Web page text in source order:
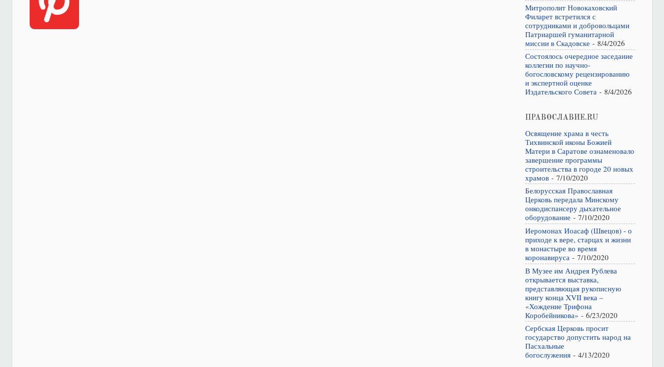
Митрополит Новокаховский
Филарет встретился с
сотрудниками и добровольцами
Патриаршей гуманитарной
миссии в Скадовске - 8/4/2026
Состоялось очередное заседание
коллегии по научно-
богословскому рецензированию
и экспертной оценке
Издательского Совета- 8/4/2026
ПРАВОСЛАВИЕ.RU
Освящение храма в честь
Тихвинской иконы Божией
Матери в Саратове ознаменовало
завершение программы
строительства в городе 20 новых
храмов- 7/10/2020
Белорусская Православная
Церковь передала Минскому
онкодиспансеру дыхательное
оборудование - 7/10/2020
Иеромонах Иоасаф (Швецов) - о
приходе к вере, старцах и жизни
в монастыре во время
коронавируса - 7/10/2020
В Музее им Андрея Рублева
открывается выставка,
представляющая рукописную
книгу конца XVII века –
«Хождение Трифона
Коробейникова» - 6/23/2020
Сербская Церковь просит
государство допустить народ на
Пасхальные
богослужения- 4/13/2020